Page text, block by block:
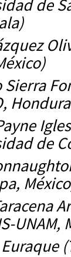
de
de
UNAM,